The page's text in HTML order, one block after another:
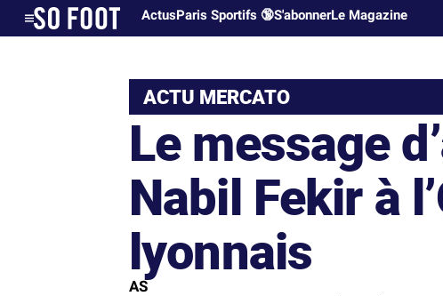
ActusParis Sportifs 🔞S'abonnerLe Magazine
ACTU MERCATO
Le message
Nabil Fekir à
lyonnais
AS